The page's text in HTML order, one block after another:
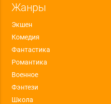
Жанры
Экшен
Комедия
Фантастика
Романтика
Военное
Фэнтези
Школа